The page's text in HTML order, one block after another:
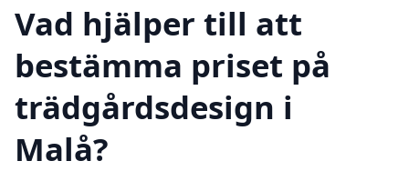
Vad hjälper till att
bestämma priset på
trädgårdsdesign i
Malå?